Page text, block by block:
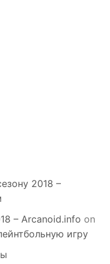
2018 –
– Arcanoid.info on
игру